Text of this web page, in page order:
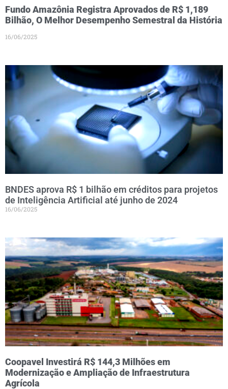
Fundo Amazônia Registra Aprovados de R$ 1,189
Bilhão, O Melhor Desempenho Semestral da História
16/06/2025
BNDES aprova R$ 1 bilhão em créditos para projetos
de Inteligência Artificial até junho de 2024
16/06/2025
Coopavel Investirá R$ 144,3 Milhões em
Modernização e Ampliação de Infraestrutura
Agrícola